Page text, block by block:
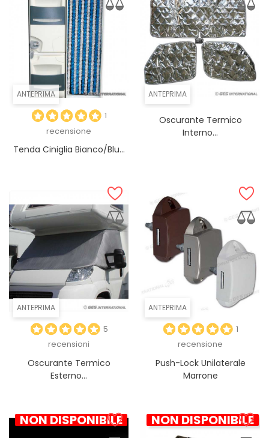
ANTEPRIMA
1
recensione
Tenda Ciniglia Bianco/blu...
ANTEPRIMA
Oscurante Termico
Interno...
ANTEPRIMA
5
recensioni
Oscurante Termico
Esterno...
ANTEPRIMA
1
recensione
Push-Lock Unilaterale
Marrone
NON DISPONIBILE NON DISPONIBILE